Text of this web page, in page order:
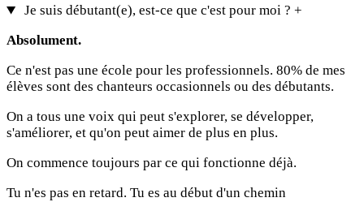
Je suis débutant(e), est-ce que c'est pour moi ?+
Absolument.
Ce n'est pas une école pour les professionnels. 80% de mes
élèves sont des chanteurs occasionnels ou des débutants.
On a tous une voix qui peut s'explorer, se développer,
s'améliorer, et qu'on peut aimer de plus en plus.
On commence toujours par ce qui fonctionne déjà.
Tu n'es pas en retard. Tu es au début d'un chemin